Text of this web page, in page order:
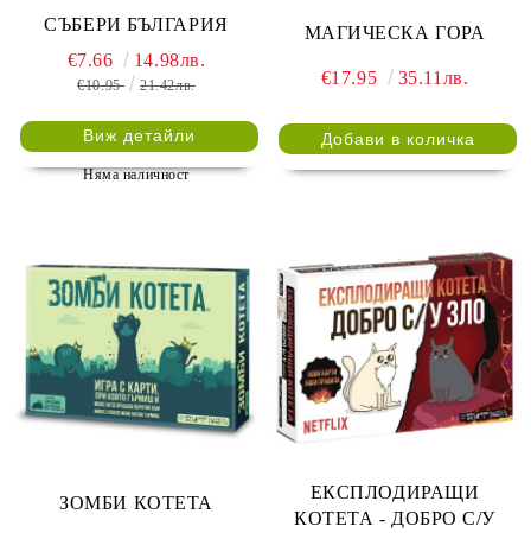
СЪБЕРИ БЪЛГАРИЯ
€7.66 14.98лв.
€10.95 21.42лв.
Виж детайли
Няма наличност
МАГИЧЕСКА ГОРА
€17.95 35.11лв.
ЗОМБИ КОТЕТА
ЕКСПЛОДИРАЩИ
КОТЕТА - ДОБРО С/У